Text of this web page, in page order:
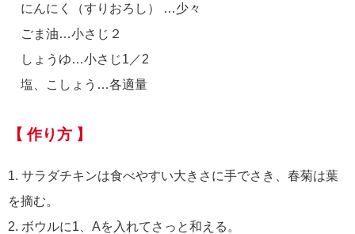
にんにく（すりおろし） …少々
ごま油…小さじ２
しょうゆ…小さじ1／2
塩、こしょう…各適量
【 作り方 】
1. サラダチキンは食べやすい大きさに手でさき、春菊は葉
を摘む。
2. ボウルに1、Aを入れてさっと和える。